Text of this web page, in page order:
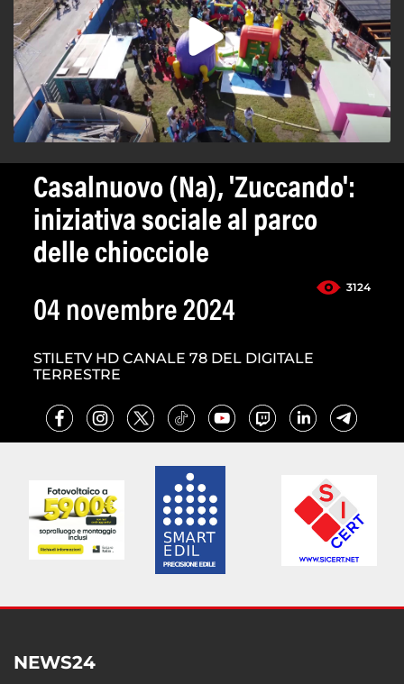
Casalnuovo (Na), 'Zuccando':
iniziativa sociale al parco
delle chiocciole
3124
04 novembre 2024
STILETV HD CANALE 78 DEL DIGITALE
TERRESTRE
NEWS24